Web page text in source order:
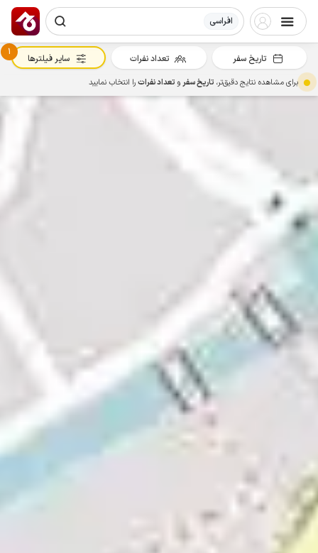
افراسی
تاریخ سفر تعداد نفرات
1
سایر فیلترها
برای مشاهده نتایج دقیق‌تر، تاریخ سفرو تعداد نفراترا انتخاب نمایید